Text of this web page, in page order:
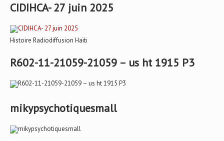
CIDIHCA- 27 juin 2025
Histoire Radiodiffusion Haïti
R602-11-21059-21059 – us ht 1915 P3
mikypsychotiquesmall